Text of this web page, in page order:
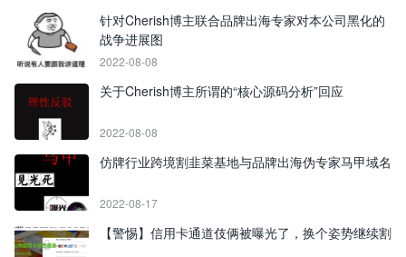
针对Cherish博主联合品牌出海专家对本公司黑化的
战争进展图
2022-08-08
关于Cherish博主所谓的“核心源码分析”回应
2022-08-08
仿牌行业跨境割韭菜基地与品牌出海伪专家马甲域名
2022-08-17
【警惕】信用卡通道伎俩被曝光了，换个姿势继续割